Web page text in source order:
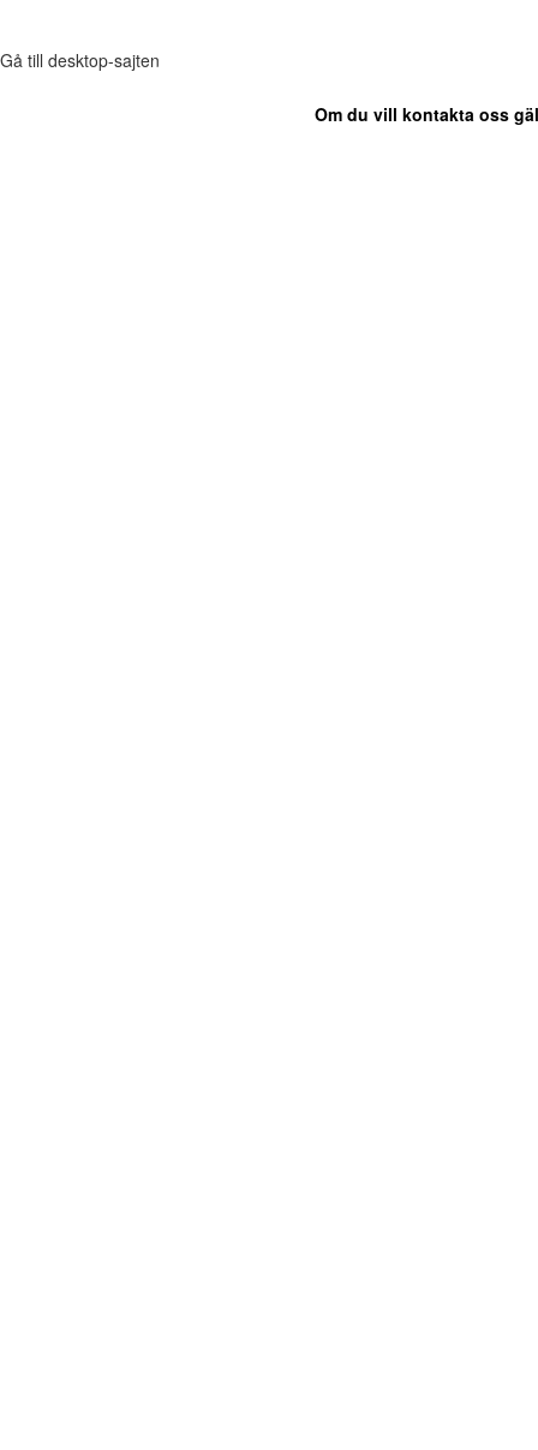
Gå till desktop-sajten
Om du vill kontakta oss